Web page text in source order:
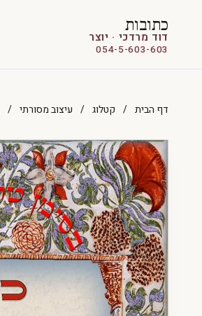
כתובות
דוד מרדכי · יוצר
054-5-603-603
דף הבית / קטלוג / עיצוב מסורתי /